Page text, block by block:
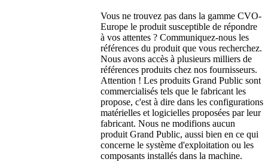
Vous ne trouvez pas dans la gamme CVO-
Europe le produit susceptible de répondre
à vos attentes ? Communiquez-nous les
références du produit que vous recherchez.
Nous avons accès à plusieurs milliers de
références produits chez nos fournisseurs.
Attention ! Les produits Grand Public sont
commercialisés tels que le fabricant les
propose, c'est à dire dans les configurations
matérielles et logicielles proposées par leur
fabricant. Nous ne modifions aucun
produit Grand Public, aussi bien en ce qui
concerne le système d'exploitation ou les
composants installés dans la machine.